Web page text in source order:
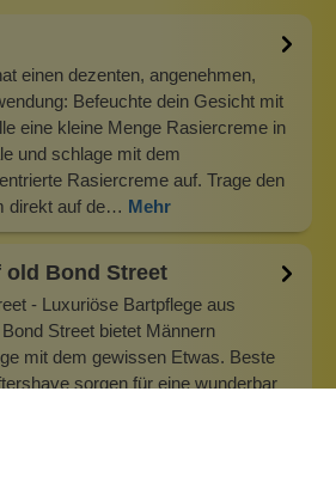
einen dezenten, angenehmen,
Befeuchte dein Gesicht mit
eine kleine Menge Rasiercreme in
und schlage mit dem
Rasiercreme auf. Trage den
direkt auf de… Mehr
old Bond Street
- Luxuriöse Bartpflege aus
Street bietet Männern
mit dem gewissen Etwas. Beste
sorgen für eine wunderbar